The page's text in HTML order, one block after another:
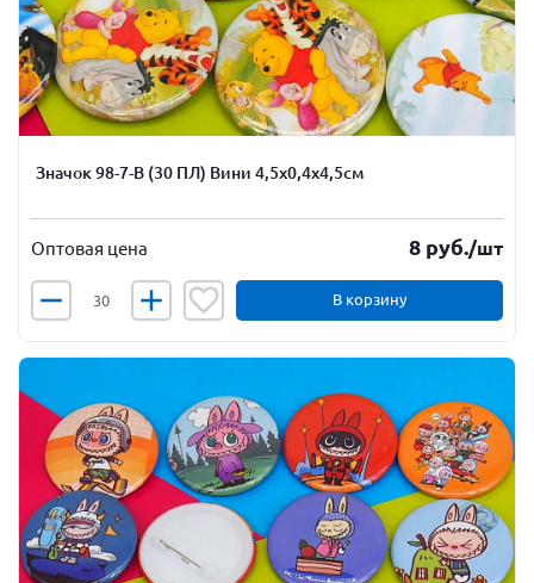
Значок 98-7-В (30 ПЛ) Вини 4,5х0,4х4,5см
Оптовая цена 8 руб./шт
В корзину